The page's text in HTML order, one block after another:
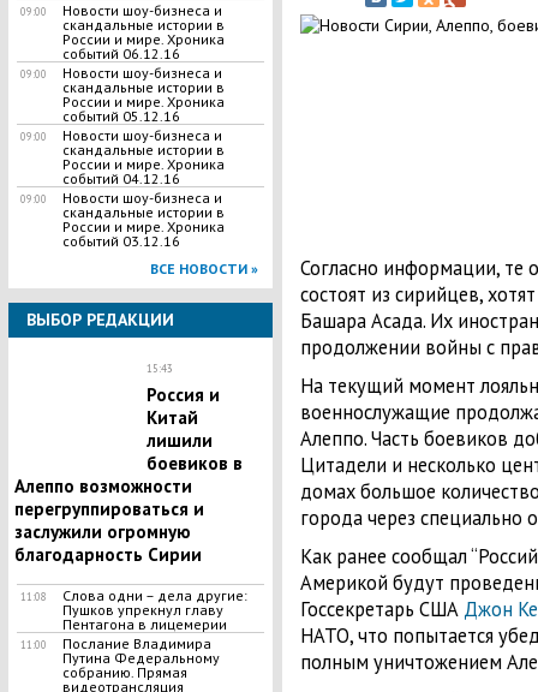
09:00
Новости шоу-бизнеса и
скандальные истории в
России и мире. Хроника
событий 06.12.16
09:00
Новости шоу-бизнеса и
скандальные истории в
России и мире. Хроника
событий 05.12.16
09:00
Новости шоу-бизнеса и
скандальные истории в
России и мире. Хроника
событий 04.12.16
09:00
Новости шоу-бизнеса и
скандальные истории в
России и мире. Хроника
событий 03.12.16
ВСЕ НОВОСТИ »
ВЫБОР РЕДАКЦИИ
15:43
Россия и
Китай
лишили
боевиков в
Алеппо возможности
перегруппироваться и
заслужили огромную
благодарность Сирии
11:08
Слова одни – дела другие:
Пушков упрекнул главу
Пентагона в лицемерии
11:00
Послание Владимира
Путина Федеральному
собранию. Прямая
видеотрансляция
Согласно информации, те
состоят из сирийцев,
Башара Асада. Их
продолжении войны с
На текущий момент
военнослужащие
Алеппо. Часть боевиков
Цитадели и несколько
домах большое
города через специально
Как ранее сообщал
Америкой будут
Госсекретарь США Джон
НАТО, что попытается
полным уничтожением